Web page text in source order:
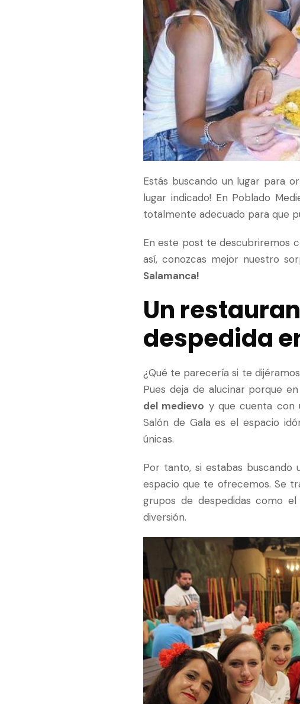
Estás buscando un lugar para
lugar indicado! En Poblado
totalmente adecuado para que
En este post te descubriremos
así, conozcas mejor nuestro
Salamanca!
Un
despedida
¿Qué te parecería si te
Pues deja de alucinar porque
del medievo y que cuenta con
Salón de Gala es el espacio
únicas.
Por tanto, si estabas buscando
espacio que te ofrecemos. Se
grupos de despedidas como
diversión.